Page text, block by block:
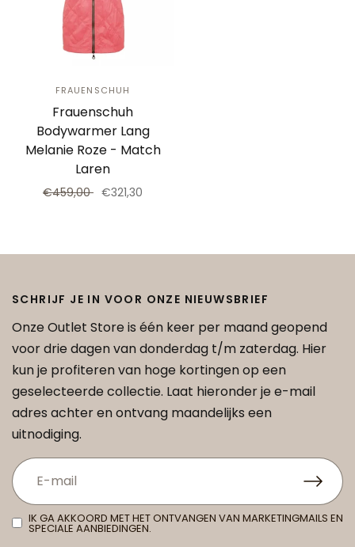
FRAUENSCHUH
Frauenschuh
Bodywarmer Lang
Melanie Roze - Match
Laren
€459,00 €321,30
SCHRIJF JE IN VOOR ONZE NIEUWSBRIEF
Onze Outlet Store is één keer per maand geopend
voor drie dagen van donderdag t/m zaterdag. Hier
kun je profiteren van hoge kortingen op een
geselecteerde collectie. Laat hieronder je e-mail
adres achter en ontvang maandelijks een
uitnodiging.
IK GA AKKOORD MET HET ONTVANGEN VAN MARKETINGMAILS EN
SPECIALE AANBIEDINGEN.